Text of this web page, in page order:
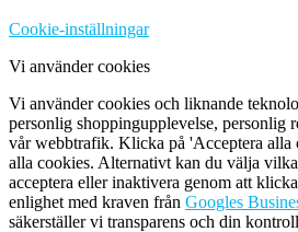
Cookie-inställningar
Vi använder cookies
Vi använder cookies och liknande
personlig shoppingupplevelse, personlig
vår webbtrafik. Klicka på 'Acceptera alla
alla cookies. Alternativt kan du välja
acceptera eller inaktivera genom att
enlighet med kraven från Googles
säkerställer vi transparens och din